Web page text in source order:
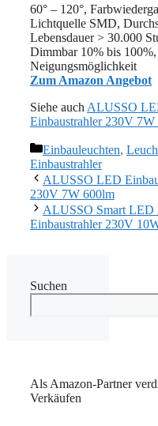
60° – 120°,
Lichtquelle SMD,
Lebensdauer > 30.000
Dimmbar 10% bis 100%,
Neigungsmöglichkeit
Zum Amazon Angebot
Siehe auch ALUSSO
Einbaustrahler 230V 7W
Kategorien
Einbauleuchten,
Einbaustrahler
ALUSSO LED
230V 7W 600lm
ALUSSO Smart LED
Einbaustrahler 230V
Suchen
Als Amazon-Partner
Verkäufen